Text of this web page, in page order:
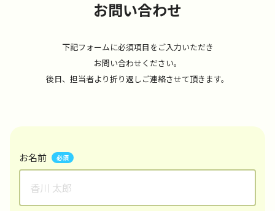
お問い合わせ
下記フォームに必須項目をご入力いただき
お問い合わせください。
後日、担当者より折り返しご連絡させて頂きます。
お名前